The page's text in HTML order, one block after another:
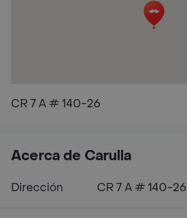
CR 7 A # 140-26
Acerca de Carulla
Dirección CR 7 A # 140-26